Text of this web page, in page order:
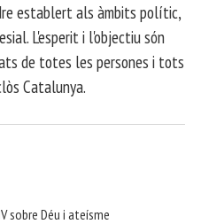
establert als àmbits polític,
L'esperit i l'objectiu són
de totes les persones i tots
Catalunya.
sobre Déu i ateísme